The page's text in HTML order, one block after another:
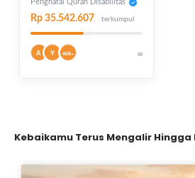
Penghafal Quran Disabilitas
Rp 35.542.607 terkumpul
A Y 468+ ∞
Kebaikamu Terus Mengalir Hingga